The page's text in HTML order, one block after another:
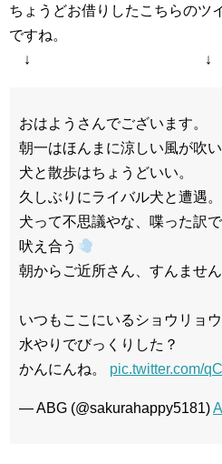
ちょうどお借りしたこちらのツ
ですね。
↓ ↓
おはようさんでございます。
朝一はほんまに涼しい風が吹
犬と散歩はちょうどいい。
久しぶりにライバル犬と遭遇。
犬って不思議やな、喋った訳
吠え合う
朝からご近所さん、すんません
いつもここにいるショウリョ
水やりでびっくりした？
かんにんね。 pic.twitter.com/
— ABG (@sakurahappy5181)